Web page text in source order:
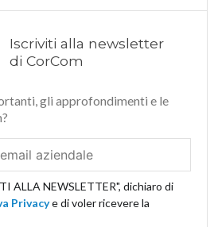
Iscriviti alla newsletter
di CorCom
gli approfondimenti e le
ALLA NEWSLETTER", dichiaro di
Privacye di voler ricevere la